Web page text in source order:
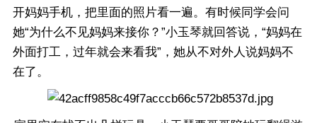
开妈妈手机，把里面的照片看一遍。有时候同学会问
她“为什么不见妈妈来接你？”小玉琴就回答说，“妈妈在
外面打工，过年就会来看我”，她从不对外人说妈妈不
在了。